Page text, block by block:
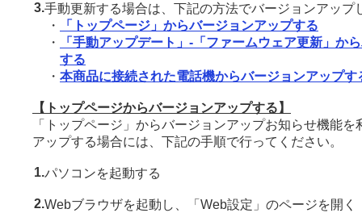
3.手動更新する場合は、下記の方法でバージョンアップ
・
「トップページ」からバージョンアップする
・
「手動アップデート」-「ファームウェア更新」か
する
・ 本商品に接続された電話機からバージョンアップす
【トップページからバージョンアップする】
「トップページ」からバージョンアップお知らせ機能
アップする場合には、下記の手順で行ってください。
1.パソコンを起動する
2.Webブラウザを起動し、「Web設定」のページを開く